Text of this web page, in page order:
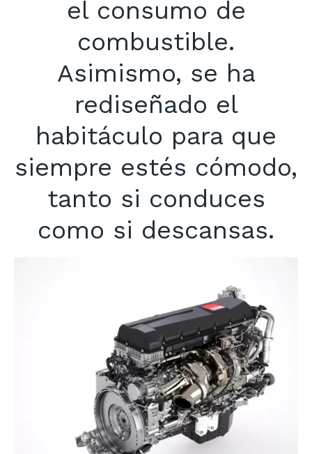
el consumo de
combustible.
Asimismo, se ha
rediseñado el
habitáculo para que
siempre estés cómodo,
tanto si conduces
como si descansas.